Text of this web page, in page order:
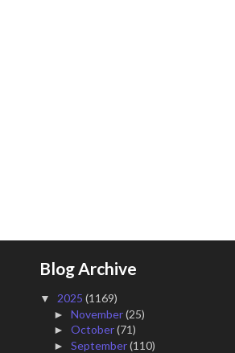
Blog Archive
▼ 2025 (1169)
► November(25)
► October(71)
► September(110)